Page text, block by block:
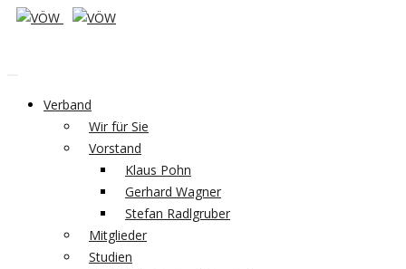
Verband
Wir für Sie
Vorstand
Klaus Pohn
Gerhard Wagner
Stefan Radlgruber
Mitglieder
Studien